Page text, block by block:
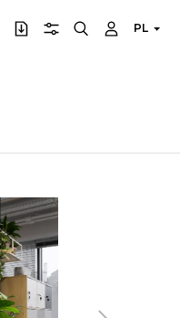
PL